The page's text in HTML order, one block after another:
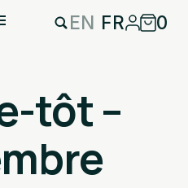
EN FR 0
tôt –